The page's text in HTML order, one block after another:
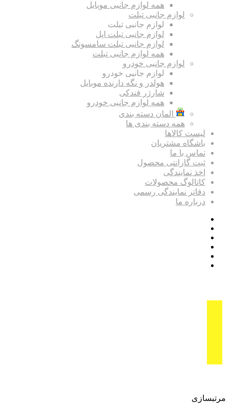
همه لوازم جانبی موبایل
لوازم جانبی تبلت
لوازم جانبی تبلت
لوازم جانبی تبلت اپل
لوازم جانبی تبلت سامسونگ
همه لوازم جانبی تبلت
لوازم جانبی خودرو
لوازم جانبی خودرو
هولدر و نگه دارنده موبایل
شارژر فندکی
همه لوازم جانبی خودرو
المان دسته بندی
همه دسته بندی ها
لیست کالاها
باشگاه مشتریان
تماس با ما
ثبت گارانتی محصول
اخذ نمایندگی
کاتالوگ محصولات
دفاتر نمایندگی رسمی
درباره ما
مرتبسازی